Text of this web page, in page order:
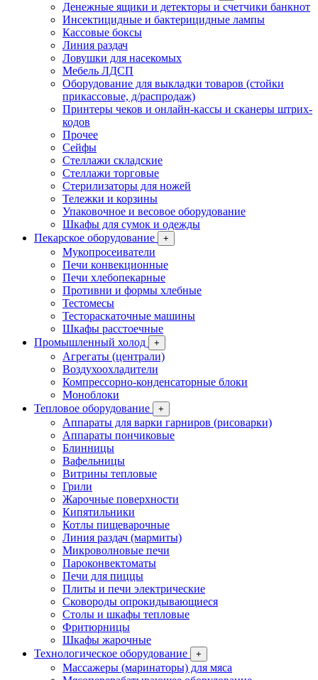
Денежные ящики и детекторы и счетчики банкнот
Инсектицидные и бактерицидные лампы
Кассовые боксы
Линия раздач
Ловушки для насекомых
Мебель ЛДСП
Оборудование для выкладки товаров (стойки
прикассовые, д/распродаж)
Принтеры чеков и онлайн-кассы и сканеры штрих-
кодов
Прочее
Сейфы
Стеллажи складские
Стеллажи торговые
Стерилизаторы для ножей
Тележки и корзины
Упаковочное и весовое оборудование
Шкафы для сумок и одежды
Пекарское оборудование
+
Мукопросеиватели
Печи конвекционные
Печи хлебопекарные
Противни и формы хлебные
Тестомесы
Тестораскаточные машины
Шкафы расстоечные
Промышленный холод
+
Агрегаты (централи)
Воздухоохладители
Компрессорно-конденсаторные блоки
Моноблоки
Тепловое оборудование
+
Аппараты для варки гарниров (рисоварки)
Аппараты пончиковые
Блинницы
Вафельницы
Витрины тепловые
Грили
Жарочные поверхности
Кипятильники
Котлы пищеварочные
Линия раздач (мармиты)
Микроволновые печи
Пароконвектоматы
Печи для пиццы
Плиты и печи электрические
Сковороды опрокидывающиеся
Столы и шкафы тепловые
Фритюрницы
Шкафы жарочные
Технологическое оборудование
+
Массажеры (маринаторы) для мяса